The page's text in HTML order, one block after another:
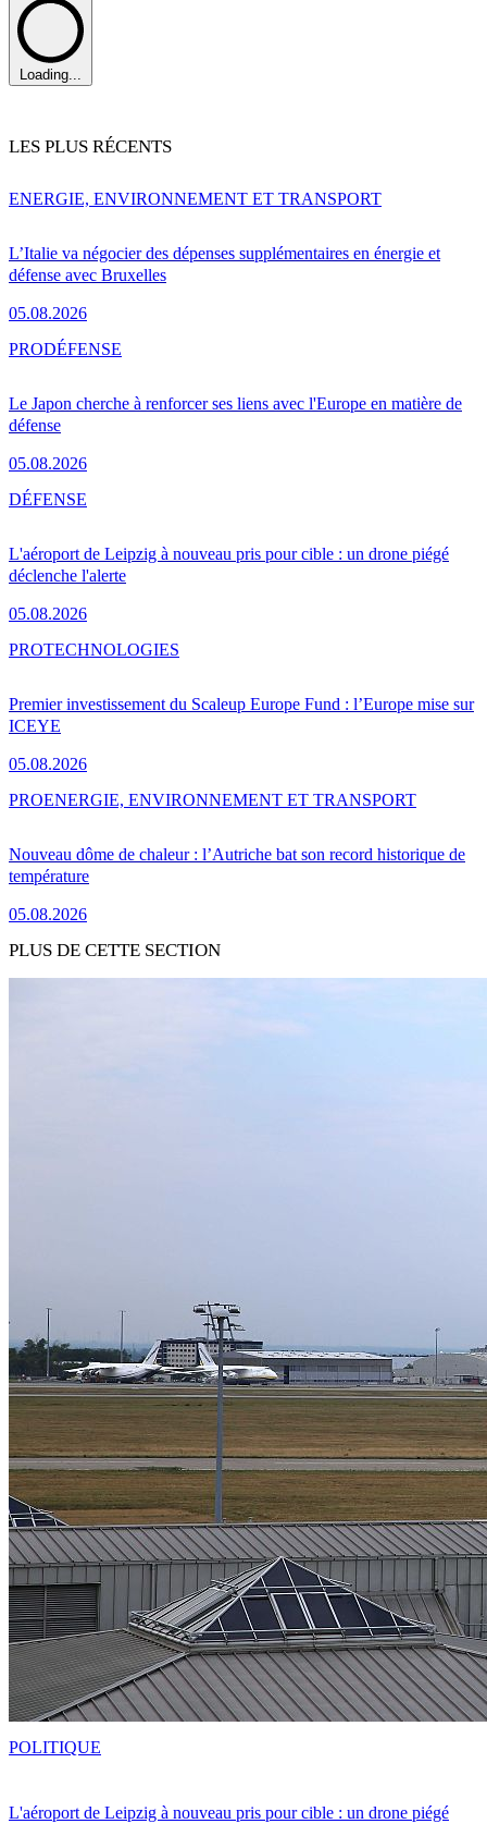
Loading...
LES PLUS RÉCENTS
L’Italie va négocier des dépenses supplémentaires en énergie et
défense avec Bruxelles
05.08.2026
ENERGIE, ENVIRONNEMENT ET TRANSPORT
Le Japon cherche à renforcer ses liens avec l'Europe en matière de
défense
05.08.2026
PRODÉFENSE
L'aéroport de Leipzig à nouveau pris pour cible : un drone piégé
déclenche l'alerte
05.08.2026
DÉFENSE
Premier investissement du Scaleup Europe Fund : l’Europe mise sur
ICEYE
05.08.2026
PROTECHNOLOGIES
Nouveau dôme de chaleur : l’Autriche bat son record historique de
température
05.08.2026
PROENERGIE, ENVIRONNEMENT ET TRANSPORT
PLUS DE CETTE SECTION
L'aéroport de Leipzig à nouveau pris pour cible : un drone piégé
POLITIQUE